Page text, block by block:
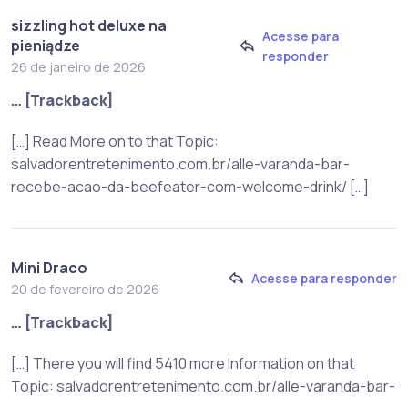
sizzling hot deluxe na
pieniądze
26 de janeiro de 2026
Acesse para
responder
… [Trackback]
[…] Read More on to that Topic:
salvadorentretenimento.com.br/alle-varanda-bar-
recebe-acao-da-beefeater-com-welcome-drink/ […]
Mini Draco
20 de fevereiro de 2026
Acesse para responder
… [Trackback]
[…] There you will find 5410 more Information on that
Topic: salvadorentretenimento.com.br/alle-varanda-bar-